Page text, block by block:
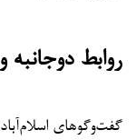
روابط
گفت‌وگوهای